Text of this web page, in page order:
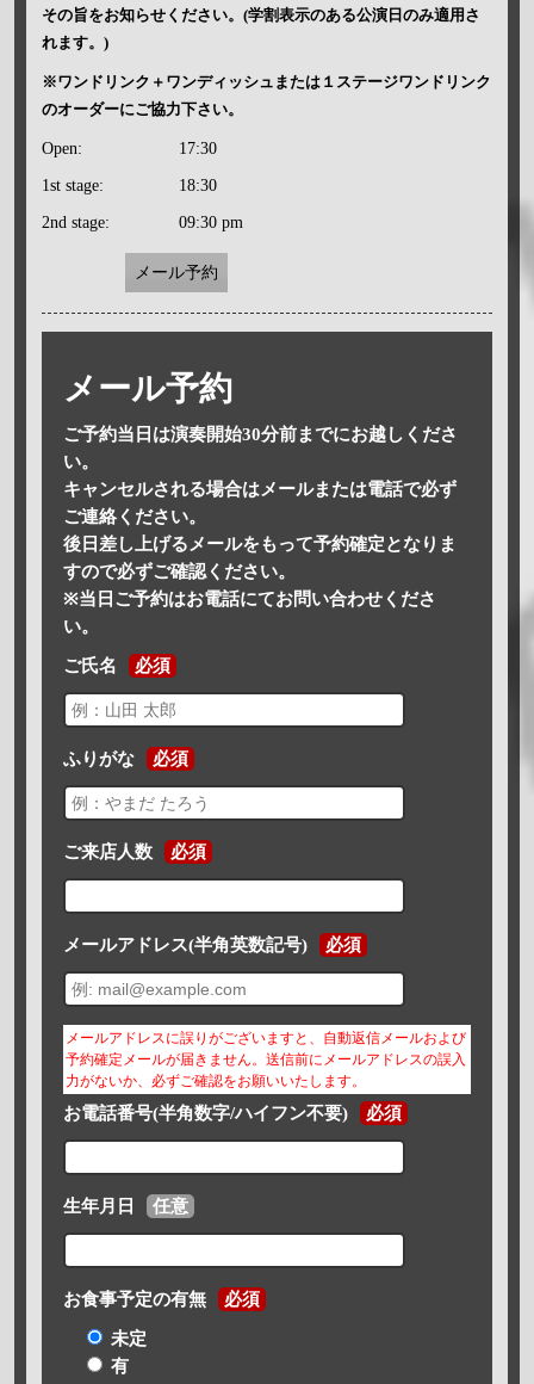
その旨をお知らせください。(学割表示のある公演日のみ適用さ
れます。)
※ワンドリンク＋ワンディッシュまたは１ステージワンドリンク
のオーダーにご協力下さい。
Open: 17:30
1st stage: 18:30
2nd stage: 09:30 pm
メール予約
メール予約
ご予約当日は演奏開始30分前までにお越しくださ
い。
キャンセルされる場合はメールまたは電話で必ず
ご連絡ください。
後日差し上げるメールをもって予約確定となりま
すので必ずご確認ください。
※当日ご予約はお電話にてお問い合わせくださ
い。
ご氏名 必須
ふりがな 必須
ご来店人数 必須
メールアドレス(半角英数記号) 必須
メールアドレスに誤りがございますと、自動返信メールおよび
予約確定メールが届きません。送信前にメールアドレスの誤入
力がないか、必ずご確認をお願いいたします。
お電話番号(半角数字/ハイフン不要) 必須
生年月日 任意
お食事予定の有無 必須
未定
有